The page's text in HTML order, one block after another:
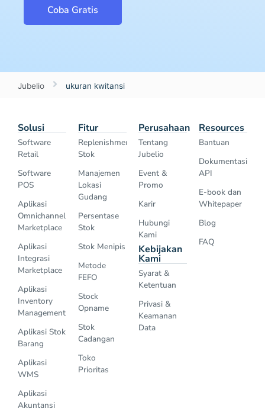
Coba Gratis
Jubelio ukuran kwitansi
Solusi
Software
Retail
Software
POS
Aplikasi
Omnichannel
Marketplace
Aplikasi
Integrasi
Marketplace
Aplikasi
Inventory
Management
Aplikasi Stok
Barang
Aplikasi
WMS
Aplikasi
Akuntansi
Fitur
Replenishment
Stok
Manajemen
Lokasi
Gudang
Persentase
Stok
Stok Menipis
Metode
FEFO
Stock
Opname
Stok
Cadangan
Toko
Prioritas
Perusahaan
Tentang
Jubelio
Event &
Promo
Karir
Hubungi
Kami
Kebijakan
Kami
Syarat &
Ketentuan
Privasi &
Keamanan
Data
Resources
Bantuan
Dokumentasi
API
E-book dan
Whitepaper
Blog
FAQ